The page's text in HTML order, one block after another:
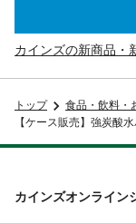
カインズの新商品・
トップ 食品・飲料・
【ケース販売】強炭酸
カインズオンライン